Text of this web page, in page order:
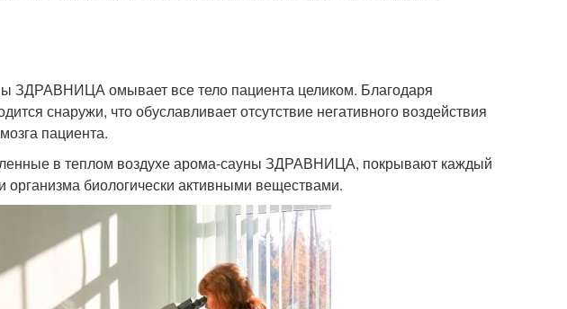
ЗДРАВНИЦА омывает все тело пациента целиком. Благодаря
снаружи, что обуславливает отсутствие негативного воздействия
пациента.
в теплом воздухе арома-сауны ЗДРАВНИЦА, покрывают каждый
организма биологически активными веществами.